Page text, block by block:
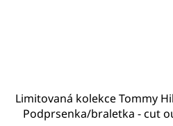
Limitovaná kolekce Tommy
Podprsenka/braletka - cut